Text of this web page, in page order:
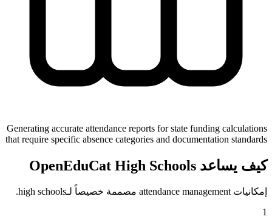
Generating accurate attendance reports for state funding calculations
that require specific absence categories and documentation standards
كيف يساعد OpenEduCat High Schools
إمكانيات attendance management مصممة خصيصاً لـhigh schools.
1